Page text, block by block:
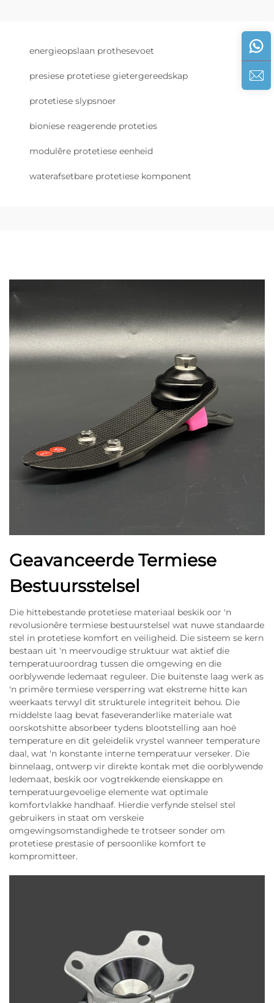
energieopslaan prothesevoet
presiese protetiese gietergereedskap
protetiese slypsnoer
bioniese reagerende proteties
modulêre protetiese eenheid
waterafsetbare protetiese komponent
Geavanceerde Termiese
Bestuursstelsel
Die hittebestande protetiese materiaal beskik oor 'n
revolusionêre termiese bestuurstelsel wat nuwe standaarde
stel in protetiese komfort en veiligheid. Die sisteem se kern
bestaan uit 'n meervoudige struktuur wat aktief die
temperatuuroordrag tussen die omgewing en die
oorblywende ledemaat reguleer. Die buitenste laag werk as
'n primêre termiese versperring wat ekstreme hitte kan
weerkaats terwyl dit strukturele integriteit behou. Die
middelste laag bevat faseveranderlike materiale wat
oorskotshitte absorbeer tydens blootstelling aan hoë
temperature en dit geleidelik vrystel wanneer temperature
daal, wat 'n konstante interne temperatuur verseker. Die
binnelaag, ontwerp vir direkte kontak met die oorblywende
ledemaat, beskik oor vogtrekkende eienskappe en
temperatuurgevoelige elemente wat optimale
komfortvlakke handhaaf. Hierdie verfynde stelsel stel
gebruikers in staat om verskeie
omgewingsomstandighede te trotseer sonder om
protetiese prestasie of persoonlike komfort te
kompromitteer.